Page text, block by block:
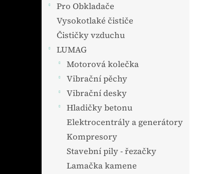
Pro Obkladače
Vysokotlaké čističe
Čističky vzduchu
LUMAG
Motorová kolečka
Vibrační pěchy
Vibrační desky
Hladičky betonu
Elektrocentrály a generátory
Kompresory
Stavební pily - řezačky
Lamačka kamene